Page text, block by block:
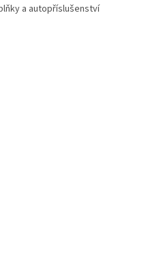
a autopříslušenství